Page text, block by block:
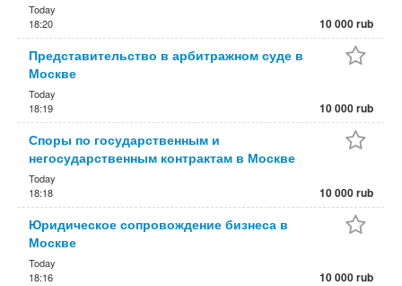
Today
18:20
10 000 rub
Представительство в арбитражном суде в
Москве
Today
18:19
10 000 rub
Споры по государственным и
негосударственным контрактам в Москве
Today
18:18
10 000 rub
Юридическое сопровождение бизнеса в
Москве
Today
18:16
10 000 rub